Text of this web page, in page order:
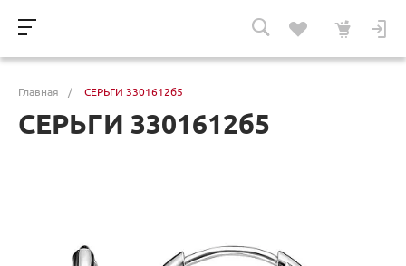
Главная / СЕРЬГИ 3301612б5
СЕРЬГИ 3301612б5